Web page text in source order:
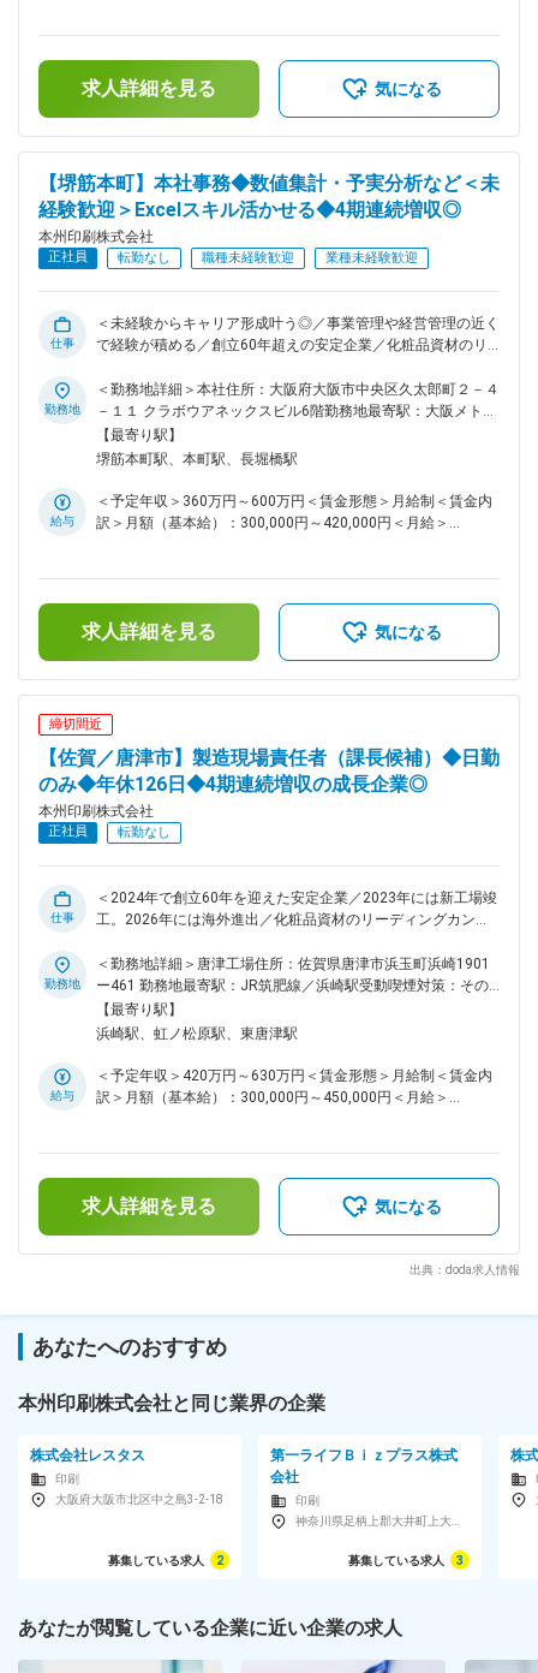
体等のソフトパウチ容器）を作り、2階で化粧品の充填を行っ
ています。 ■配属部署： 唐津工場：53人※30代～40代が多
い。 ■働く環境： ＊賞与年2回、頑張り、成果をきちんとしっ
かり評価します。 ＊年間休日123日等、毎年しっかりとお休み
ことを積極的に取り組んでおります(SDGs)。 ■企業の特徴：
◎「お客様の目線に立ち、お客様の思いをカタチにします」と
いう企業理念のもと化粧品／健康食品のパッケージの取扱いで
50年以上の実績があります。また、パッケージだけでなくラ
ベルから販促ツールまで、紙製品、プラスチック化成品におけ
る多様なニーズに即応する独自システムを構築しており、高品
に綿密な打ち合わせを行っています。工務部、品質管理部、業
務部、営業部が連携し当社だけの生産技術・設備を活用した生
で創立60年を迎えました。2023年には新工場竣工。2026年に
は海外進出も決まっており現在成長中です。4期連続で増収を
続けており順調に推移。 ◎近年では、印刷だけではなくサシ
ェ事業にも幅を広げており新たなことに挑戦し続ける本州印刷
変更の範囲：会社の定める業務
績）■役職手当：150,000～250,000円賃金はあくまでも目安
の金額であり、選考を通じて上下する可能性があります。月給
(月額)は固定手当を含めた表記です。
求人詳細を見る 気になる
【堺筋本町】本社事務◆数値集計・予実分析など＜未
経験歓迎＞Excelスキル活かせる◆4期連続増収◎
本州印刷株式会社
正社員 転勤なし 職種未経験歓迎 業種未経験歓迎
仕事
＜未経験からキャリア形成叶う◎／事業管理や経営管理の近く
で経験が積める／創立60年超えの安定企業／化粧品資材のリ
ベル・充填などの製造・販売を行う当社にて、まずは指示を受
けながら数値分析などの事務業務からお任せすることを想定し
ています ■業務詳細： ・売上・利益・原価・人件費などの集
計 ・部門別や商品別の実績比較 ・予算ー実績の差異分析 ■業
より、「この数値をデータ化して」などの依頼があり、それに
対応するのがメイン業務となります。 ※部長は、とても柔らか
ら、分析業務に幅を広げていただき、数値やデータから現場課
題や経営課題を特定するなどへ価値発揮をいただくことを期待
しています。 ■採用背景： 当社の営業活動がより効果的かつ
効率的に進むよう、現場サポートを牽引する組織として、営業
係数管理の体制を整えるための、増員採用です。 ■組織体制
配属は総務部(3名が在籍)となります。 ■魅力ポイント ◎Excel
スキルや数値分析の経験を活かせます！ ◎売上・利益・原
価・人件費など経営データを横断的に見ることができるポジシ
ョンです！ ◎経営層が必要とする資料の作成に関わること
で、ビジネスパーソンとしてのスキルアップが期待できます！
◎数字から現場課題を見つけるなど、営業企画や管理会計とし
てのキャリア形成が期待できます！ ■企業特徴： 化粧品／健
康食品のパッケージの取扱いで50年以上の実績があります。 4
2023年には新工場竣工。2026年には海外進出も決まっており
現在成長中です。 近年では、印刷だけではなくサシェ事業に
材のリーディングカンパニーを目指しています。 変更の範
囲：会社の定める業務
勤務地
＜勤務地詳細＞本社住所：大阪府大阪市中央区久太郎町２－４
－１１ クラボウアネックスビル6階勤務地最寄駅：大阪メトロ
線／堺筋本町駅受動喫煙対策：敷地内喫煙可能場所あり変更の
範囲：会社の定める事業所
【最寄り駅】
堺筋本町駅、本町駅、長堀橋駅
給与
＜予定年収＞360万円～600万円＜賃金形態＞月給制＜賃金内
訳＞月額（基本給）：300,000円～420,000円＜月給＞
当：100,000円～200,000円賃金はあくまでも目安の金額であ
り、選考を通じて上下する可能性があります。月給(月額)は固
定手当を含めた表記です。
求人詳細を見る 気になる
締切間近
【佐賀／唐津市】製造現場責任者（課長候補）◆日勤
のみ◆年休126日◆4期連続増収の成長企業◎
本州印刷株式会社
正社員 転勤なし
仕事
＜2024年で創立60年を迎えた安定企業／2023年には新工場竣
工。2026年には海外進出／化粧品資材のリーディングカンパ
販売を行う当社。2023年新設の工場にて人材育成及び工場内
の管理（化粧品／医薬部外品の製造及び生産管理／品質管理）
を管理監督者として担っていただきます。 《具体的には》 ・
充填／アッセンブリ工程内における各種軽作業の管理 ・人材
業務 ・本部とのやり取り ■業務補足： ・工場規模：50～60名
程度 ・空調の効いたクリーンな作業場でのお仕事です。 ・１
場：53人※30代～40代が多い。 ■働く環境： ＊賞与年2回、頑
張り、成果をきちんとしっかり評価します。 ＊年間休日126日
（2024年）毎年しっかりとお休みを取得していただけます。
＊環境に配慮した素材を使用することを積極的に取り組んでお
目線に立ち、お客様の思いをカタチにします」という企業理念
ズに即応する独自システムを構築しており、高品質なワンスト
様のご要望にお答えするべく、様々な実績をもとに綿密な打ち
合わせを行っています。工務部、品質管理部、業務部、営業部
値の高い製品の提案を行っています。 ◎2024年で創立60年を
迎えました。2023年には新工場竣工。2026年には海外進出も
決まっており現在成長中です。4期連続で増収を続けており順
調に推移。 ◎近年では、印刷だけではなくサシェ事業にも幅
を広げており新たなことに挑戦し続ける本州印刷は化粧品資材
のリーディングカンパニーを目指しております。 変更の範
勤務地
＜勤務地詳細＞唐津工場住所：佐賀県唐津市浜玉町浜崎1901
ー461 勤務地最寄駅：JR筑肥線／浜崎駅受動喫煙対策：その
他（喫煙可能場所あり）変更の範囲：会社の定める事業所
【最寄り駅】
浜崎駅、虹ノ松原駅、東唐津駅
給与
＜予定年収＞420万円～630万円＜賃金形態＞月給制＜賃金内
訳＞月額（基本給）：300,000円～450,000円＜月給＞
績）■役職手当：150,000～250,000円賃金はあくまでも目安
の金額であり、選考を通じて上下する可能性があります。月給
(月額)は固定手当を含めた表記です。
求人詳細を見る 気になる
出典：doda求人情報
あなたへのおすすめ
本州印刷株式会社と同じ業界の企業
株式会社レスタス
印刷
大阪府大阪市北区中之島3-2-18
募集している求人 2
第一ライフＢｉｚプラス株式
会社
印刷
募集している求人 3
株
あなたが閲覧している企業に近い企業の求人